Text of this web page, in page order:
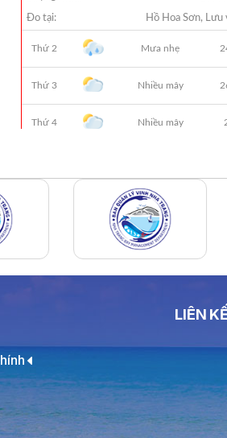
THÔNG BÁO Số 707/TB-
Lựa Chọn Đơn Vị Tổ Chức
Sản Đối Với Mô Tô Nước
01 Biển Số KH-0834
THÔNG BÁO Số 706/TB-
Lựa Chọn Đơn Vị Tổ Chức
THÔNG BÁO Số 659/TB-
2026 V/v Đính Chính
641/TB-VNT Ngày 18/05/
Ban Quản Lý Vịnh Nha
Lựa Chọn Tổ Chức Đấu
NỘI QUY BẾN THỦY NỘI
NỘI QUY BẾN THỦY NỘI
QUYẾT ĐỊNH 939/QĐ-VNT
Công Khai Thực Hiện Dự
Chi Ngân Sách 6 Tháng
LIÊN